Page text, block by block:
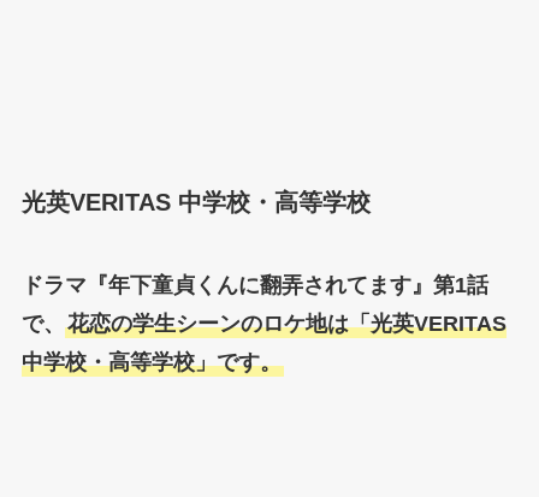
光英VERITAS 中学校・高等学校
ドラマ『年下童貞くんに翻弄されてます』第1話
で、 花恋の学生シーンのロケ地は「光英VERITAS
中学校・高等学校」です。